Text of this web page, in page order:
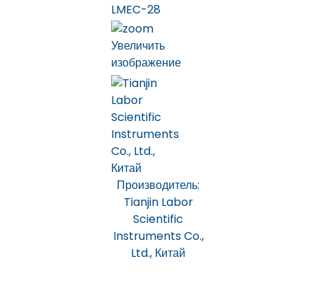
Увеличить
изображение
Производитель:
Tianjin Labor
Scientific
Instruments Co.,
Ltd., Китай